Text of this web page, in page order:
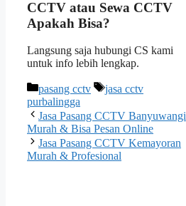
CCTV atau Sewa CCTV
Apakah Bisa?
Langsung saja hubungi CS kami
untuk info lebih lengkap.
Categories
pasang cctv Tags
jasa cctv
purbalingga
Jasa Pasang CCTV Banyuwangi
Murah & Bisa Pesan Online
Jasa Pasang CCTV Kemayoran
Murah & Profesional